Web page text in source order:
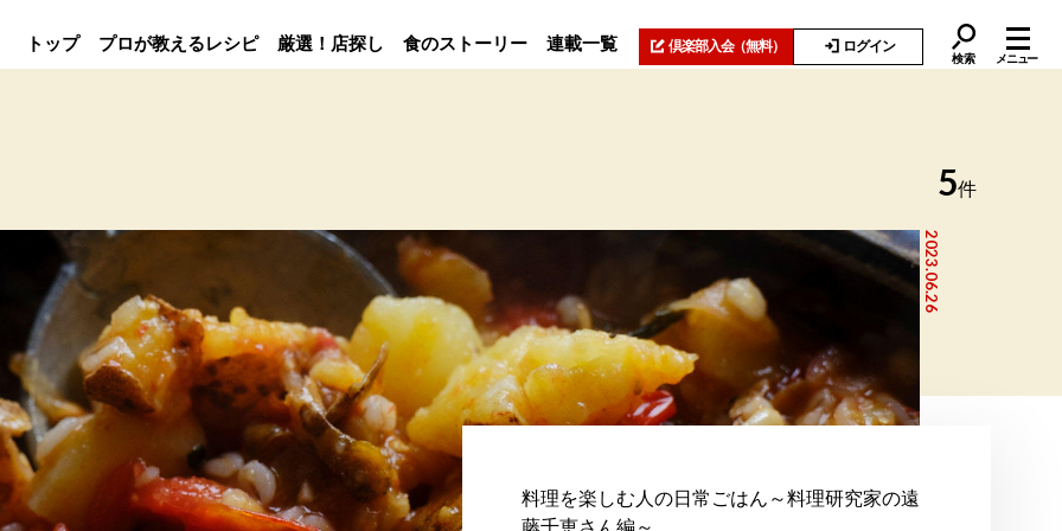
トップ プロが教えるレシピ 厳選！店探し 食のストーリー 連載一覧 倶楽部入会（無料） ログイン
検索 メニュー
5件
2023.06.26
料理を楽しむ人の日常ごはん～料理研究家の遠
藤千恵さん編～